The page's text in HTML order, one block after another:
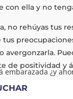
con ella y no
no rehúyas tus
tus
avergonzarla.
de positividad y